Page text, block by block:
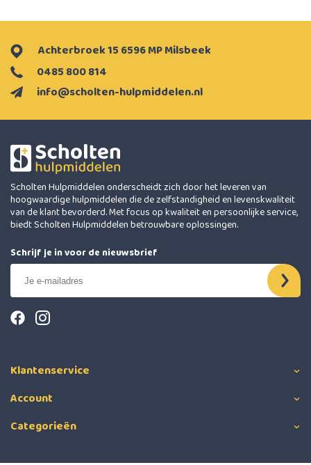
info@scholten-hulpmiddelen.nl
0485 800 814
Achterbroek 15 6596 MP Milsbeek
Scholten Hulpmiddelen onderscheidt zich door het leveren van
hoogwaardige hulpmiddelen die de zelfstandigheid en levenskwaliteit
van de klant bevorderd. Met focus op kwaliteit en persoonlijke service,
biedt Scholten Hulpmiddelen betrouwbare oplossingen.
Schrijf je in voor de nieuwsbrief
Klantenservice
Account
Categorieën